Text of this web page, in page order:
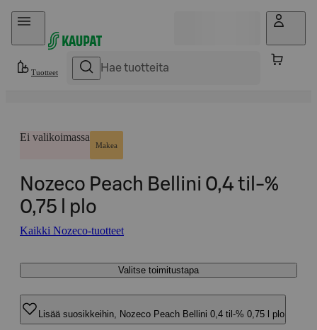
Hyppää sisältöön
Tuotteet
Ei valikoimassa
Makea
Nozeco Peach Bellini 0,4 til-%
0,75 l plo
Kaikki Nozeco-tuotteet
Valitse toimitustapa
Lisää suosikkeihin, Nozeco Peach Bellini 0,4 til-% 0,75 l plo